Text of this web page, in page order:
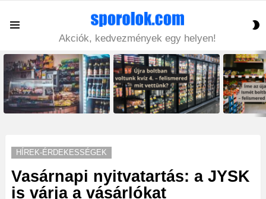
Akciók, kedvezmények egy helyen!
LATEST
STORIES
HÍREK-ÉRDEKESSÉGEK
Vasárnapi nyitvatartás: a JYSK
is várja a vásárlókat